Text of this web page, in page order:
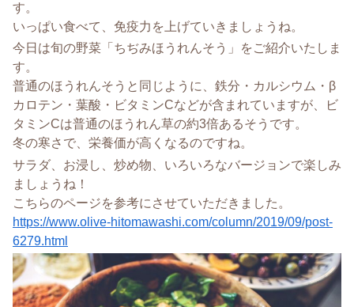
す。
いっぱい食べて、免疫力を上げていきましょうね。
今日は旬の野菜「ちぢみほうれんそう」をご紹介いたしま
す。
普通のほうれんそうと同じように、鉄分・カルシウム・β
カロテン・葉酸・ビタミンCなどが含まれていますが、ビ
タミンCは普通のほうれん草の約3倍あるそうです。
冬の寒さで、栄養価が高くなるのですね。
サラダ、お浸し、炒め物、いろいろなバージョンで楽しみ
ましょうね！
こちらのページを参考にさせていただきました。
https://www.olive-hitomawashi.com/column/2019/09/post-
6279.html